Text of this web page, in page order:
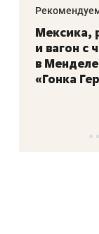
Рекомендуем
Мексика,
и вагон с
в
«Гонка